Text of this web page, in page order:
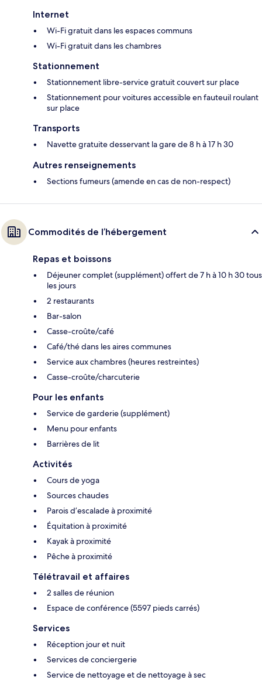
Internet
Wi-Fi gratuit dans les espaces communs
Wi-Fi gratuit dans les chambres
Stationnement
Stationnement libre-service gratuit couvert sur place
Stationnement pour voitures accessible en fauteuil roulant
sur place
Transports
Navette gratuite desservant la gare de 8 h à 17 h 30
Autres renseignements
Sections fumeurs (amende en cas de non-respect)
Commodités de l’hébergement
Repas et boissons
Déjeuner complet (supplément) offert de 7 h à 10 h 30 tous
les jours
2 restaurants
Bar-salon
Casse-croûte/café
Café/thé dans les aires communes
Service aux chambres (heures restreintes)
Casse-croûte/charcuterie
Pour les enfants
Service de garderie (supplément)
Menu pour enfants
Barrières de lit
Activités
Cours de yoga
Sources chaudes
Parois d’escalade à proximité
Équitation à proximité
Kayak à proximité
Pêche à proximité
Télétravail et affaires
2 salles de réunion
Espace de conférence (5597 pieds carrés)
Services
Réception jour et nuit
Services de conciergerie
Service de nettoyage et de nettoyage à sec